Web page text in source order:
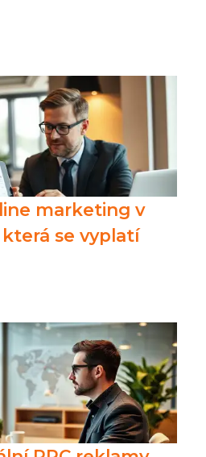
marketing v
se vyplatí